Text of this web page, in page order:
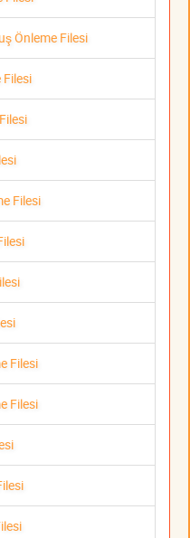
Önleme Filesi
Filesi
Filesi
Filesi
Filesi